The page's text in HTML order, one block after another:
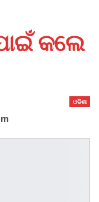
କଲେ
ଓଡିଶା